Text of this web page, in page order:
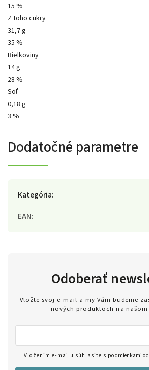
15 %
Z toho cukry
31,7 g
35 %
Bielkoviny
14 g
28 %
Soľ
0,18 g
3 %
Dodatočné parametre
Kategória:
EAN:
Odoberať
Vložte svoj e-mail a my Vám budeme
nových produktoch na našom
Vložením e-mailu súhlasíte s podmienkami